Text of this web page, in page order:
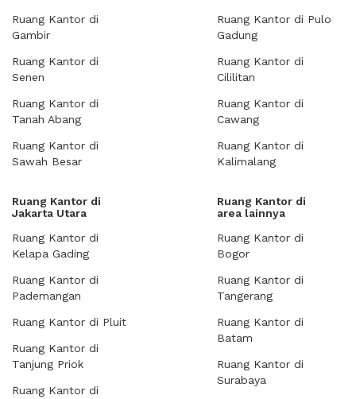
Ruang Kantor di
Gambir
Ruang Kantor di
Senen
Ruang Kantor di
Tanah Abang
Ruang Kantor di
Sawah Besar
Ruang Kantor di Pulo
Gadung
Ruang Kantor di
Cililitan
Ruang Kantor di
Cawang
Ruang Kantor di
Kalimalang
Ruang Kantor di
Jakarta Utara
Ruang Kantor di
Kelapa Gading
Ruang Kantor di
Pademangan
Ruang Kantor di Pluit
Ruang Kantor di
Tanjung Priok
Ruang Kantor di
Ruang Kantor di
area lainnya
Ruang Kantor di
Bogor
Ruang Kantor di
Tangerang
Ruang Kantor di
Batam
Ruang Kantor di
Surabaya